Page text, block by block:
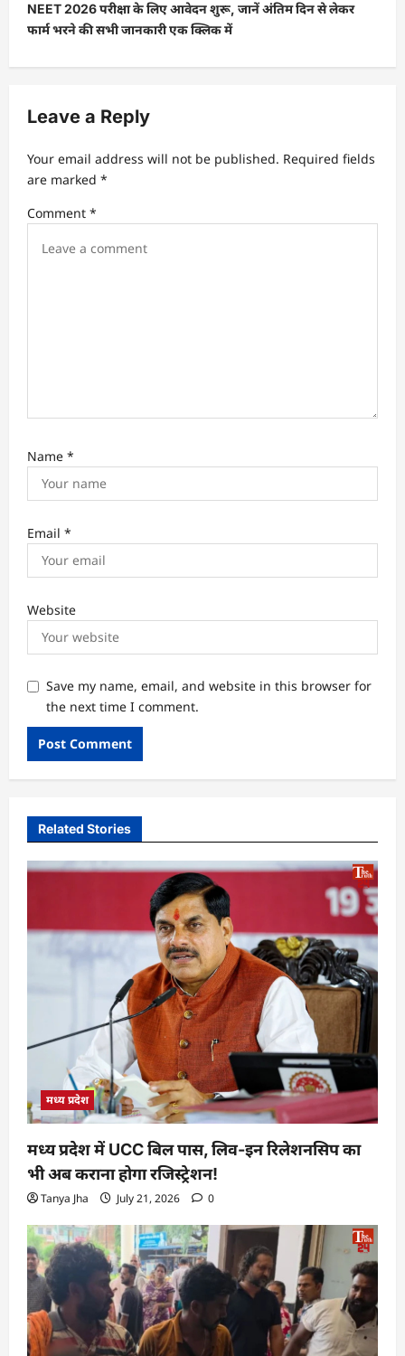
NEET 2026 परीक्षा के लिए आवेदन शुरू, जानें अंतिम दिन से लेकर
फार्म भरने की सभी जानकारी एक क्लिक में
Leave a Reply
Your email address will not be published. Required fields
are marked *
Comment *
Name *
Email *
Website
Save my name, email, and website in this browser for
the next time I comment.
Related Stories
मध्य प्रदेश
मध्य प्रदेश में UCC बिल पास, लिव-इन रिलेशनसिप का
भी अब कराना होगा रजिस्ट्रेशन!
Tanya Jha July 21, 2026 0